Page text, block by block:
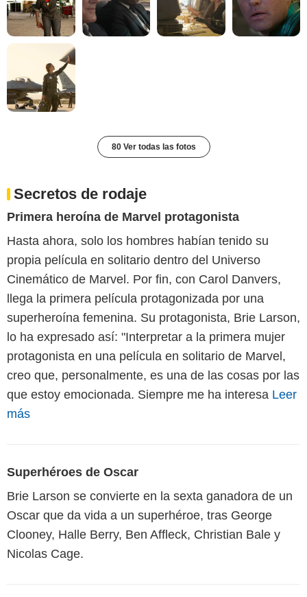
80 Ver todas las fotos
Secretos de rodaje
Primera heroína de Marvel protagonista
Hasta ahora, solo los hombres habían tenido su
propia película en solitario dentro del Universo
Cinemático de Marvel. Por fin, con Carol Danvers,
llega la primera película protagonizada por una
superheroína femenina. Su protagonista, Brie Larson,
lo ha expresado así: "Interpretar a la primera mujer
protagonista en una película en solitario de Marvel,
creo que, personalmente, es una de las cosas por las
que estoy emocionada. Siempre me ha interesa Leer
más
Superhéroes de Oscar
Brie Larson se convierte en la sexta ganadora de un
Oscar que da vida a un superhéroe, tras George
Clooney, Halle Berry, Ben Affleck, Christian Bale y
Nicolas Cage.